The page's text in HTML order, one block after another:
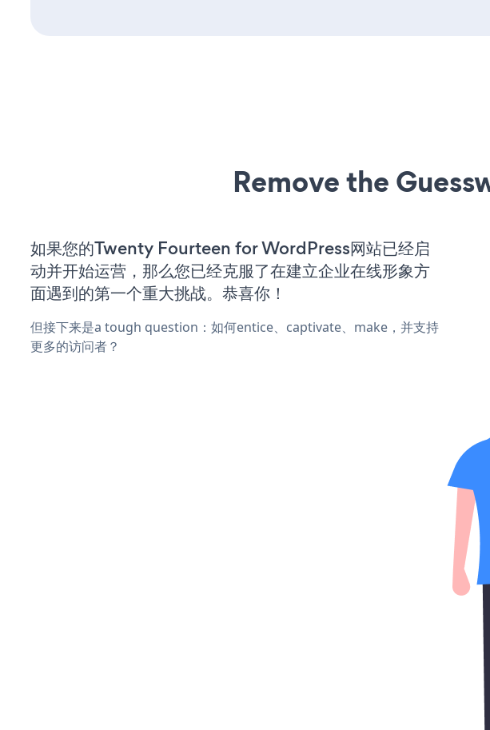
Remove the
如果您的Twenty Fourteen for WordPress网站已经启
动并开始运营，那么您已经克服了在建立企业在线形象方
面遇到的第一个重大挑战。恭喜你！
但接下来是a tough question：如何entice、captivate、make，并支持
更多的访问者？